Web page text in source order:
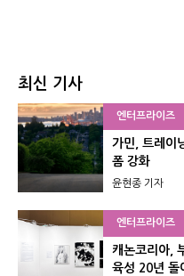
최신 기사
엔터프라이즈
가민, 트레이
폼 강화
윤현종 기자
엔터프라이즈
캐논코리아,
육성 20년 돌